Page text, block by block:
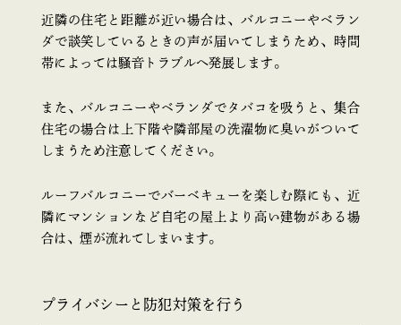
近隣の住宅と距離が近い場合は、バルコニーやベラン
ダで談笑しているときの声が届いてしまうため、時間
帯によっては騒音トラブルへ発展します。
また、バルコニーやベランダでタバコを吸うと、集合
住宅の場合は上下階や隣部屋の洗濯物に臭いがついて
しまうため注意してください。
ルーフバルコニーでバーベキューを楽しむ際にも、近
隣にマンションなど自宅の屋上より高い建物がある場
合は、煙が流れてしまいます。
プライバシーと防犯対策を行う